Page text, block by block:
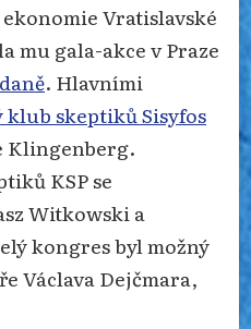
Vratislavské
mu gala-akce v Praze
. Hlavními
klub skeptiků Sisyfos
Klingenberg.
KSP se
Witkowski a
kongres byl možný
Václava Dejčmara,